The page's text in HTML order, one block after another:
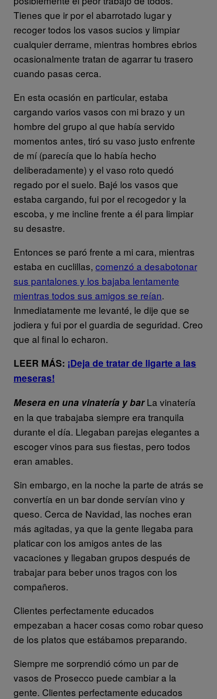
Tienes que ir por el abarrotado lugar y
recoger todos los vasos sucios y limpiar
cualquier derrame, mientras hombres ebrios
ocasionalmente tratan de agarrar tu trasero
cuando pasas cerca.
En esta ocasión en particular, estaba
cargando varios vasos con mi brazo y un
hombre del grupo al que había servido
momentos antes, tiró su vaso justo enfrente
de mí (parecía que lo había hecho
deliberadamente) y el vaso roto quedó
regado por el suelo. Bajé los vasos que
estaba cargando, fui por el recogedor y la
escoba, y me incline frente a él para limpiar
su desastre.
Entonces se paró frente a mi cara, mientras
estaba en cuclillas, comenzó a desabotonar
sus pantalones y los bajaba lentamente
mientras todos sus amigos se reían.
Inmediatamente me levanté, le dije que se
jodiera y fui por el guardia de seguridad. Creo
que al final lo echaron.
LEER MÁS: ¡Deja de tratar de ligarte a las
meseras!
Mesera en una vinatería y bar La vinatería
en la que trabajaba siempre era tranquila
durante el día. Llegaban parejas elegantes a
escoger vinos para sus fiestas, pero todos
eran amables.
Sin embargo, en la noche la parte de atrás se
convertía en un bar donde servían vino y
queso. Cerca de Navidad, las noches eran
más agitadas, ya que la gente llegaba para
platicar con los amigos antes de las
vacaciones y llegaban grupos después de
trabajar para beber unos tragos con los
compañeros.
Clientes perfectamente educados
empezaban a hacer cosas como robar queso
de los platos que estábamos preparando.
Siempre me sorprendió cómo un par de
vasos de Prosecco puede cambiar a la
gente. Clientes perfectamente educados